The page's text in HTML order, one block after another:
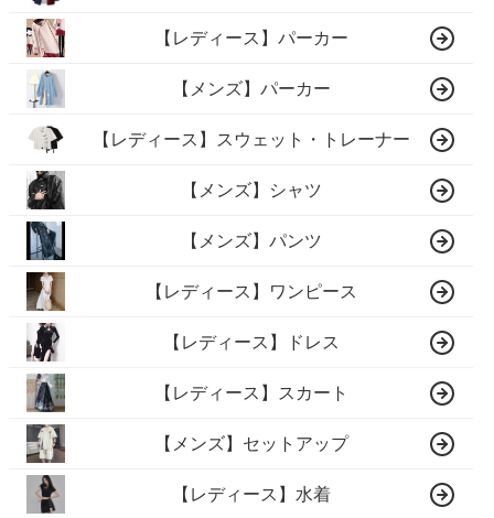
【レディース】パーカー
【メンズ】パーカー
【レディース】スウェット・トレーナー
【メンズ】シャツ
【メンズ】パンツ
【レディース】ワンピース
【レディース】ドレス
【レディース】スカート
【メンズ】セットアップ
【レディース】水着